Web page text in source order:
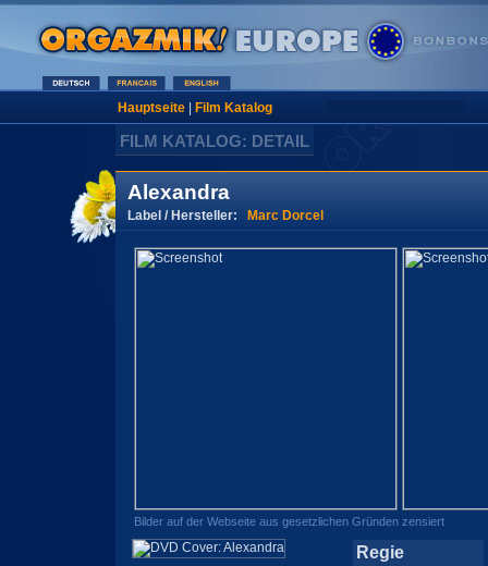
Hauptseite| Film Katalog
FILM KATALOG: DETAIL
Alexandra
Label / Hersteller: Marc Dorcel
Bilder auf der Webseite aus gesetzlichen Gründen zensiert
Regie